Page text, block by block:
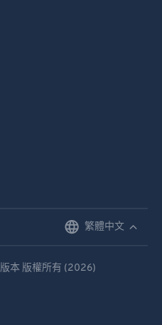
繁體中文
本 版權所有 (2026)